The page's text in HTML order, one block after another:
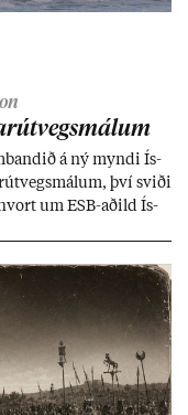
á ný myndi Ís­
því sviði
um ESB-að­ild Ís­
um­tals­verð­ur.